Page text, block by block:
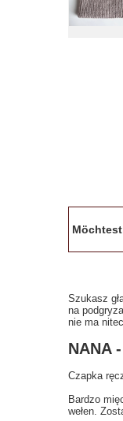
Szukasz
na
nie ma
NANA
Czapka
Bardzo
wełen.